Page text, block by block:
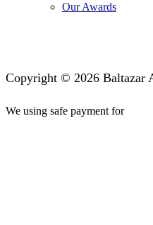
Our Awards
Copyright © 2026 Baltazar
We using safe payment for